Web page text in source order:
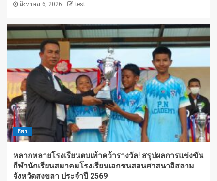
สิงหาคม 6, 2026 test
กีฬา
หลากหลายโรงเรียนตบเท้าคว้ารางวัล! สรุปผลการแข่งขัน
กีฬานักเรียนสมาคมโรงเรียนเอกชนสอนศาสนาอิสลาม
จังหวัดสงขลา ประจำปี 2569